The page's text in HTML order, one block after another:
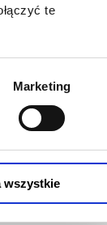
te
Marketing
wszystkie